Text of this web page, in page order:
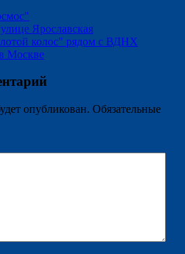
Ярославская
колос" рядом с ВДНХ
Москве
опубликован. Обязательные